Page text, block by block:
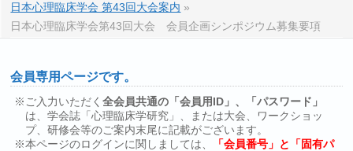
日本心理臨床学会 第43回大会案内 »
日本心理臨床学会第43回大会 会員企画シンポジウム募集要項
会員専用ページです。
※ご入力いただく全会員共通の「会員用ID」、「パスワード」
は、学会誌「心理臨床学研究」、または大会、ワークショッ
プ、研修会等のご案内末尾に記載がございます。
※本ページのログインに関しましては、
「会員番号」と「固有パ